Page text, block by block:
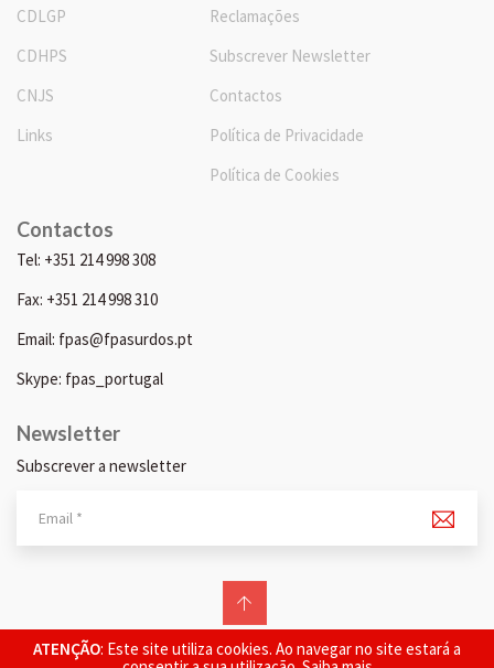
ATENÇÃO: Este site utiliza cookies. Ao navegar no site estará a
CDLGP
CDHPS
CNJS
Links
Reclamações
Subscrever Newsletter
Contactos
Política de Privacidade
Política de Cookies
Contactos
Tel: +351 214 998 308
Fax: +351 214 998 310
Email: fpas@fpasurdos.pt
Skype: fpas_portugal
Newsletter
Subscrever a newsletter
© 2026 FPAS. Todos os direitos reservados.